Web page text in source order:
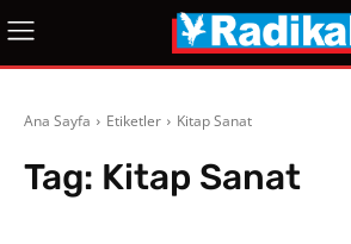
Ana Sayfa Etiketler Kitap Sanat
Tag: Kitap Sanat